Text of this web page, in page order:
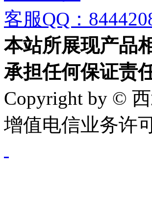
客服QQ：
本站所展现产品
承担任何保证责
Copyright by ©
增值电信业务许